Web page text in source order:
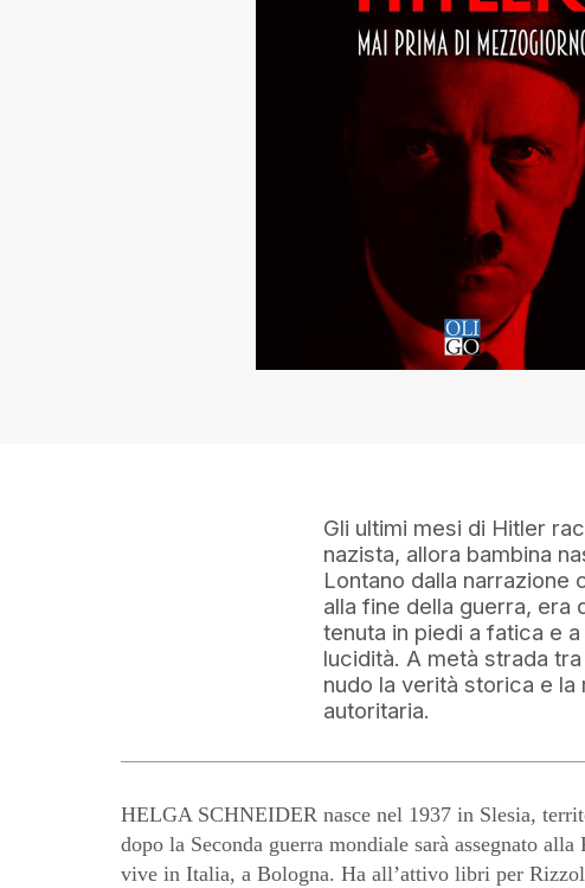
Gli ultimi mesi di Hitler
nazista, allora bambina
Lontano dalla
alla fine della guerra, era
tenuta in piedi a fatica e
lucidità. A metà strada
nudo la verità storica e
autoritaria.
HELGA SCHNEIDER nasce nel 1937 in Slesia,
dopo la Seconda guerra mondiale sarà assegnato
vive in Italia, a Bologna. Ha all’attivo libri per